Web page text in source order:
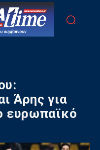
Άρης για
ευρωπαϊκό